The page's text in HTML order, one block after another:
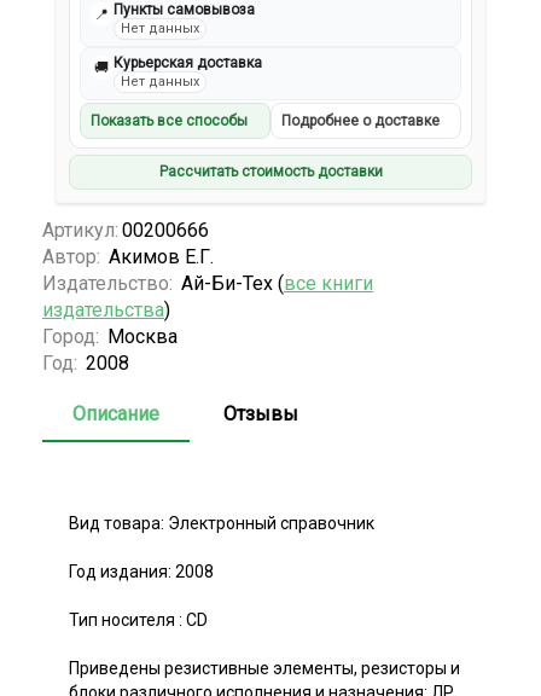
📍 Пункты самовывоза
Нет данных
🚚 Курьерская доставка
Нет данных
Показать все способы Подробнее о доставке
Рассчитать стоимость доставки
Артикул: 00200666
Автор: Акимов Е.Г.
Издательство: Ай-Би-Тех (все книги
издательства)
Город: Москва
Год: 2008
Описание Отзывы
Вид товара: Электронный справочник
Год издания: 2008
Тип носителя : CD
Приведены резистивные элементы, резисторы и
блоки различного исполнения и назначения: ЛР,